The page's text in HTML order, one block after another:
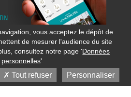
vous acceptez le dépôt de
de mesurer l'audience du site
consultez notre page 'Données
personnelles'.
Tout refuser Personnaliser